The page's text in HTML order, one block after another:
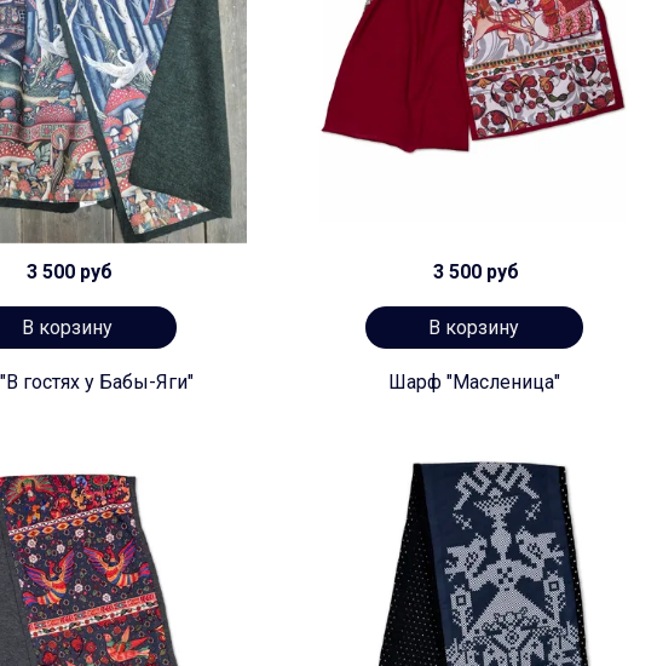
3 500 руб
В корзину
гостях у Бабы-Яги"
3 500 руб
В корзину
Шарф "Масленица"